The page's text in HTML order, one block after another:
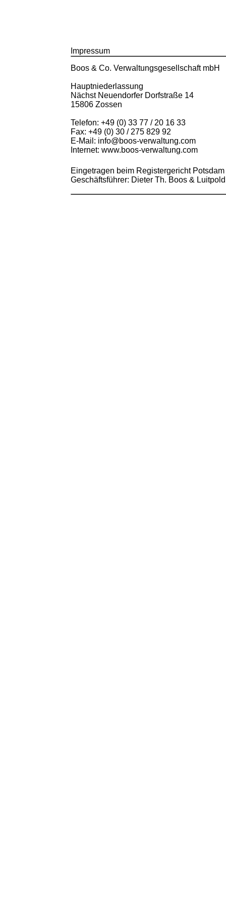
Impressum
Boos & Co. Verwaltungsgesellschaft mbH
Hauptniederlassung
Nächst Neuendorfer Dorfstraße 14
15806 Zossen
Telefon: +49 (0) 33 77 / 20 16 33
Fax: +49 (0) 30 / 275 829 92
E-Mail: info@boos-verwaltung.com
Internet: www.boos-verwaltung.com
Eingetragen beim Registergericht
Geschäftsführer: Dieter Th. Boos &